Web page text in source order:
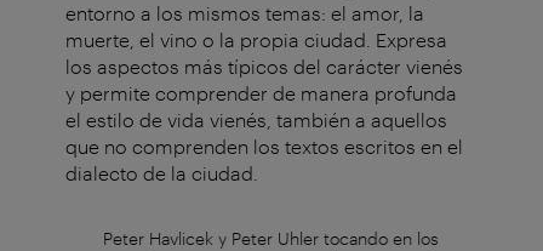
entorno a los mismos temas: el amor, la
muerte, el vino o la propia ciudad. Expresa
los aspectos más típicos del carácter vienés
y permite comprender de manera profunda
el estilo de vida vienés, también a aquellos
que no comprenden los textos escritos en el
dialecto de la ciudad.
Peter Havlicek y Peter Uhler tocando en los